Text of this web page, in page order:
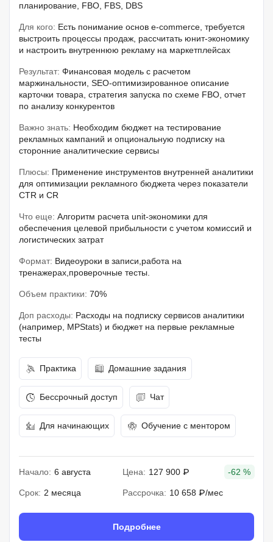
планирование, FBO, FBS, DBS
Для кого: Есть понимание основ e-commerce, требуется
выстроить процессы продаж, рассчитать юнит-экономику
и настроить внутреннюю рекламу на маркетплейсах
Результат: Финансовая модель с расчетом
маржинальности, SEO-оптимизированное описание
карточки товара, стратегия запуска по схеме FBO, отчет
по анализу конкурентов
Важно знать: Необходим бюджет на тестирование
рекламных кампаний и опциональную подписку на
сторонние аналитические сервисы
Плюсы: Применение инструментов внутренней аналитики
для оптимизации рекламного бюджета через показатели
CTR и CR
Что еще: Алгоритм расчета unit-экономики для
обеспечения целевой прибыльности с учетом комиссий и
логистических затрат
Формат: Видеоуроки в записи,работа на
тренажерах,проверочные тесты.
Объем практики: 70%
Доп расходы: Расходы на подписку сервисов аналитики
(например, MPStats) и бюджет на первые рекламные
тесты
Практика Домашние задания
Бессрочный доступ Чат
Для начинающих Обучение с ментором
Начало: 6 августа Цена: 127 900 ₽ -62 %
Срок: 2 месяца Рассрочка: 10 658 ₽/мес
Подробнее